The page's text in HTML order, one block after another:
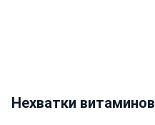
Нехватки витаминов